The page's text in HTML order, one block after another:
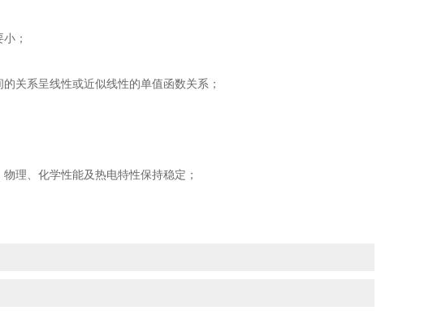
；
关系呈线性或近似线性的单值函数关系；
理、化学性能及热电特性保持稳定；